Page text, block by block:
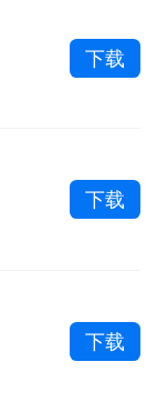
下载
下载
下载